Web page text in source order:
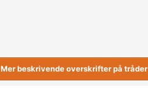
Mer beskrivende overskrifter på tråder